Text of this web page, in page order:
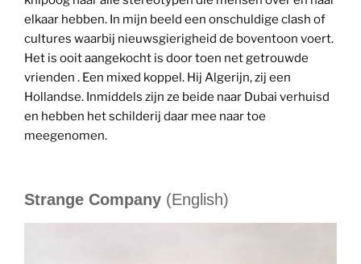
elkaar hebben. In mijn beeld een onschuldige clash of
cultures waarbij nieuwsgierigheid de boventoon voert.
Het is ooit aangekocht is door toen net getrouwde
vrienden . Een mixed koppel. Hij Algerijn, zij een
Hollandse. Inmiddels zijn ze beide naar Dubai verhuisd
en hebben het schilderij daar mee naar toe
meegenomen.
Strange Company (English)